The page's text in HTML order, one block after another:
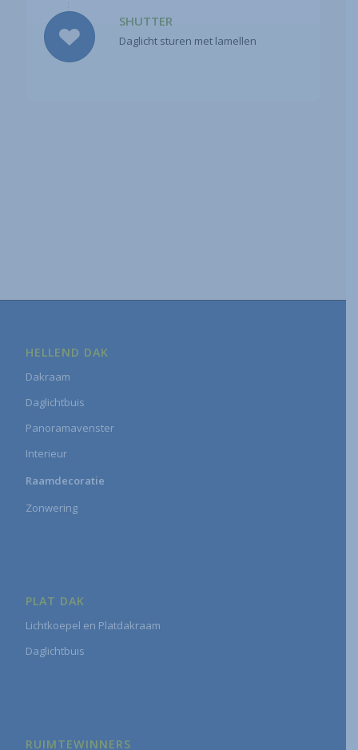
SHUTTER
Daglicht sturen met lamellen
HELLEND DAK
Dakraam
Daglichtbuis
Panoramavenster
Interieur
Raamdecoratie
Zonwering
PLAT DAK
Lichtkoepel en Platdakraam
Daglichtbuis
RUIMTEWINNERS